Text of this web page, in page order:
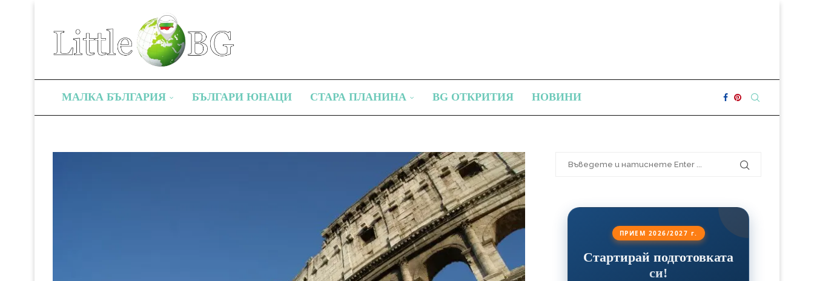
МАЛКА БЪЛГАРИЯ БЪЛГАРИ ЮНАЦИ СТАРА ПЛАНИНА BG ОТКРИТИЯ НОВИНИ
ПРИЕМ 2026/2027 г.
Стартирай подготовката
си!